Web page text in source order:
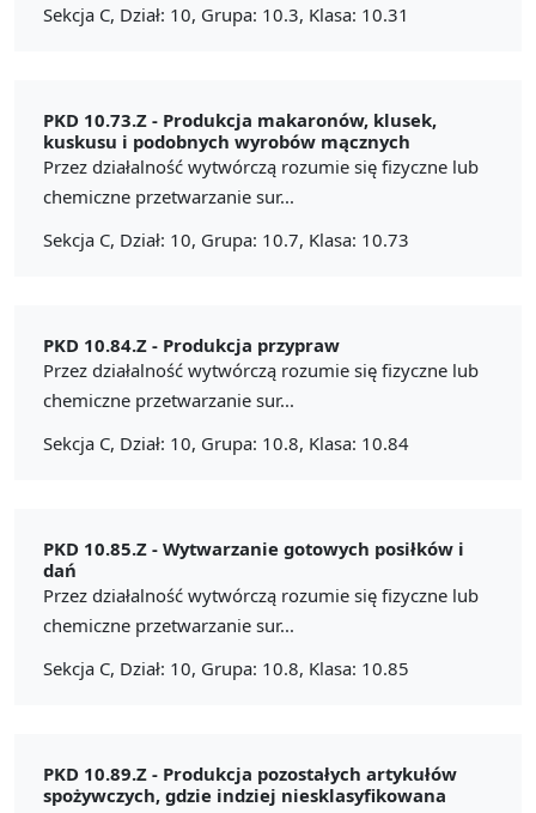
Sekcja C, Dział: 10, Grupa: 10.3, Klasa: 10.31
PKD 10.73.Z - Produkcja makaronów, klusek,
kuskusu i podobnych wyrobów mącznych
Przez działalność wytwórczą rozumie się fizyczne lub
chemiczne przetwarzanie sur...
Sekcja C, Dział: 10, Grupa: 10.7, Klasa: 10.73
PKD 10.84.Z - Produkcja przypraw
Przez działalność wytwórczą rozumie się fizyczne lub
chemiczne przetwarzanie sur...
Sekcja C, Dział: 10, Grupa: 10.8, Klasa: 10.84
PKD 10.85.Z - Wytwarzanie gotowych posiłków i
dań
Przez działalność wytwórczą rozumie się fizyczne lub
chemiczne przetwarzanie sur...
Sekcja C, Dział: 10, Grupa: 10.8, Klasa: 10.85
PKD 10.89.Z - Produkcja pozostałych artykułów
spożywczych, gdzie indziej niesklasyfikowana